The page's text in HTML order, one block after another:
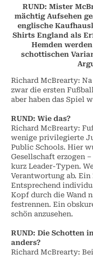
RUND: Mister
mächtig Aufsehen
englische
Shirts England als
Hemden
schottischen
Richard McBrearty:
zwar die ersten
aber haben das Spiel
RUND: Wie das?
Richard McBrearty:
wenige privilegierte
Public Schools. Hier
Gesellschaft erzogen
kurz Leader-Typen.
Verantwortung ab. Ein
Entsprechend
Kopf durch die Wand
festrennen. Ein
schön anzusehen.
RUND: Die Schotten
anders?
Richard McBrearty: